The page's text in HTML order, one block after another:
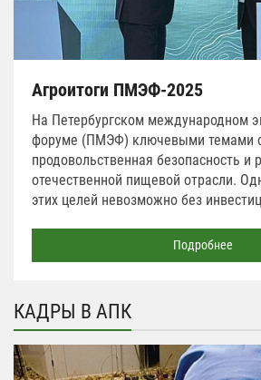
Агроитоги ПМЭФ-2025
На Петербургском международном
форуме (ПМЭФ) ключевыми темами
продовольственная безопасность и
отечественной пищевой отрасли.
этих целей невозможно без
Подробнее
КАДРЫ В АПК